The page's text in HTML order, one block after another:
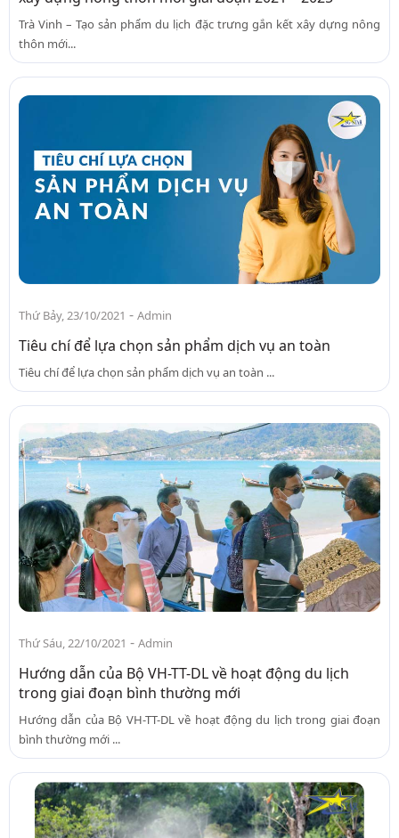
Trà Vinh – Tạo sản phẩm du lịch đặc trưng gắn kết xây dựng nông
thôn mới...
Thứ Bảy, 23/10/2021 - Admin
Tiêu chí để lựa chọn sản phẩm dịch vụ an toàn
Tiêu chí để lựa chọn sản phẩm dịch vụ an toàn ...
Thứ Sáu, 22/10/2021 - Admin
Hướng dẫn của Bộ VH-TT-DL về hoạt động du lịch
trong giai đoạn bình thường mới
Hướng dẫn của Bộ VH-TT-DL về hoạt động du lịch trong giai đoạn
bình thường mới ...